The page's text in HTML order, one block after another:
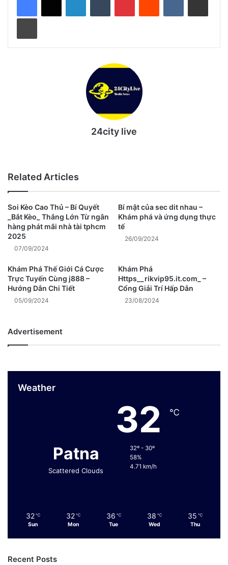
Print
24city live
Related Articles
Soi Kèo Cao Thủ – Bí Quyết
_Bắt Kèo_ Thắng Lớn Từ ngân
hàng phát mãi nhà tài tphcm
2025
07/09/2024
Bí mật của sec dit nhau –
Khám phá và ứng dụng thực
tế
26/09/2024
Khám Phá Thế Giới Cá Cược
Trực Tuyến Cùng j888 –
Hướng Dẫn Chi Tiết
05/09/2024
Khám Phá
Https__rikvip95.it.com_ –
Cổng Giải Trí Hấp Dẫn
23/08/2024
Advertisement
Weather
Patna
Scattered Clouds
32 ℃
32º - 30º
58%
4.71 km/h
32 ℃
Sun
32 ℃
Mon
36 ℃
Tue
38 ℃
Wed
35 ℃
Thu
Recent Posts